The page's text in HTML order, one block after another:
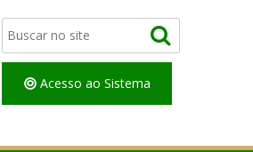
Acesso ao Sistema